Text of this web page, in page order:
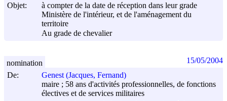
Objet:
à compter de la date de réception dans leur grade
Ministère de l'intérieur, et de l'aménagement du
territoire
Au grade de chevalier
De:
Genest (Jacques, Fernand)
maire ; 58 ans d'activités professionnelles, de fonctions
électives et de services militaires
nomination 15/05/2004